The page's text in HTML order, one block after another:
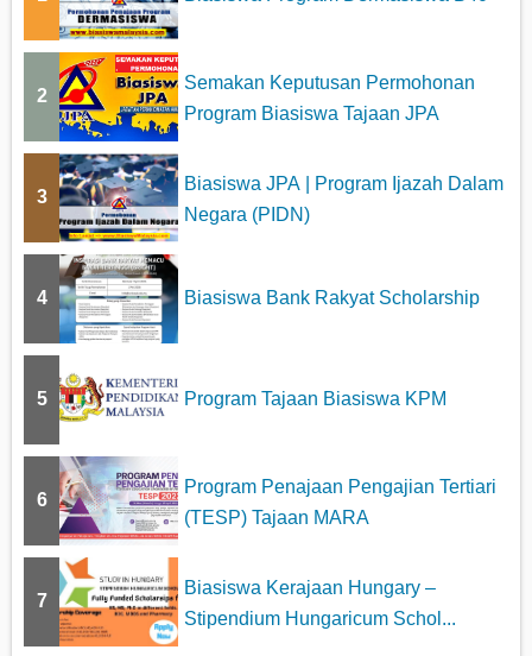
2
Semakan Keputusan Permohonan
Program Biasiswa Tajaan JPA
3
Biasiswa JPA | Program Ijazah Dalam
Negara (PIDN)
4 Biasiswa Bank Rakyat Scholarship
5 Program Tajaan Biasiswa KPM
6
Program Penajaan Pengajian Tertiari
(TESP) Tajaan MARA
7
Biasiswa Kerajaan Hungary –
Stipendium Hungaricum Schol...